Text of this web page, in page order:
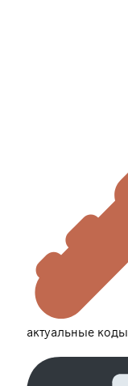
актуальные коды